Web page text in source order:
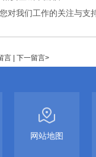
对我们工作的关注与支
言 下一留言>
网站地图